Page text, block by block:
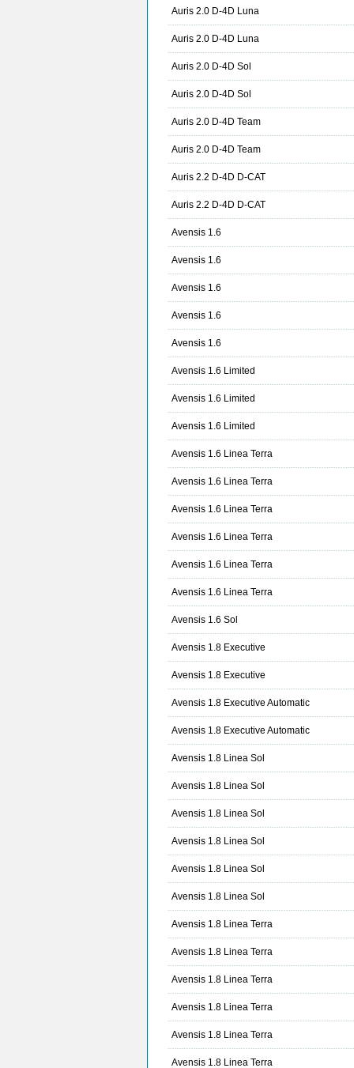
Auris 2.0 D-4D Luna
Auris 2.0 D-4D Luna
Auris 2.0 D-4D Sol
Auris 2.0 D-4D Sol
Auris 2.0 D-4D Team
Auris 2.0 D-4D Team
Auris 2.2 D-4D D-CAT
Auris 2.2 D-4D D-CAT
Avensis 1.6
Avensis 1.6
Avensis 1.6
Avensis 1.6
Avensis 1.6
Avensis 1.6 Limited
Avensis 1.6 Limited
Avensis 1.6 Limited
Avensis 1.6 Linea Terra
Avensis 1.6 Linea Terra
Avensis 1.6 Linea Terra
Avensis 1.6 Linea Terra
Avensis 1.6 Linea Terra
Avensis 1.6 Linea Terra
Avensis 1.6 Sol
Avensis 1.8 Executive
Avensis 1.8 Executive
Avensis 1.8 Executive Automatic
Avensis 1.8 Executive Automatic
Avensis 1.8 Linea Sol
Avensis 1.8 Linea Sol
Avensis 1.8 Linea Sol
Avensis 1.8 Linea Sol
Avensis 1.8 Linea Sol
Avensis 1.8 Linea Sol
Avensis 1.8 Linea Terra
Avensis 1.8 Linea Terra
Avensis 1.8 Linea Terra
Avensis 1.8 Linea Terra
Avensis 1.8 Linea Terra
Avensis 1.8 Linea Terra